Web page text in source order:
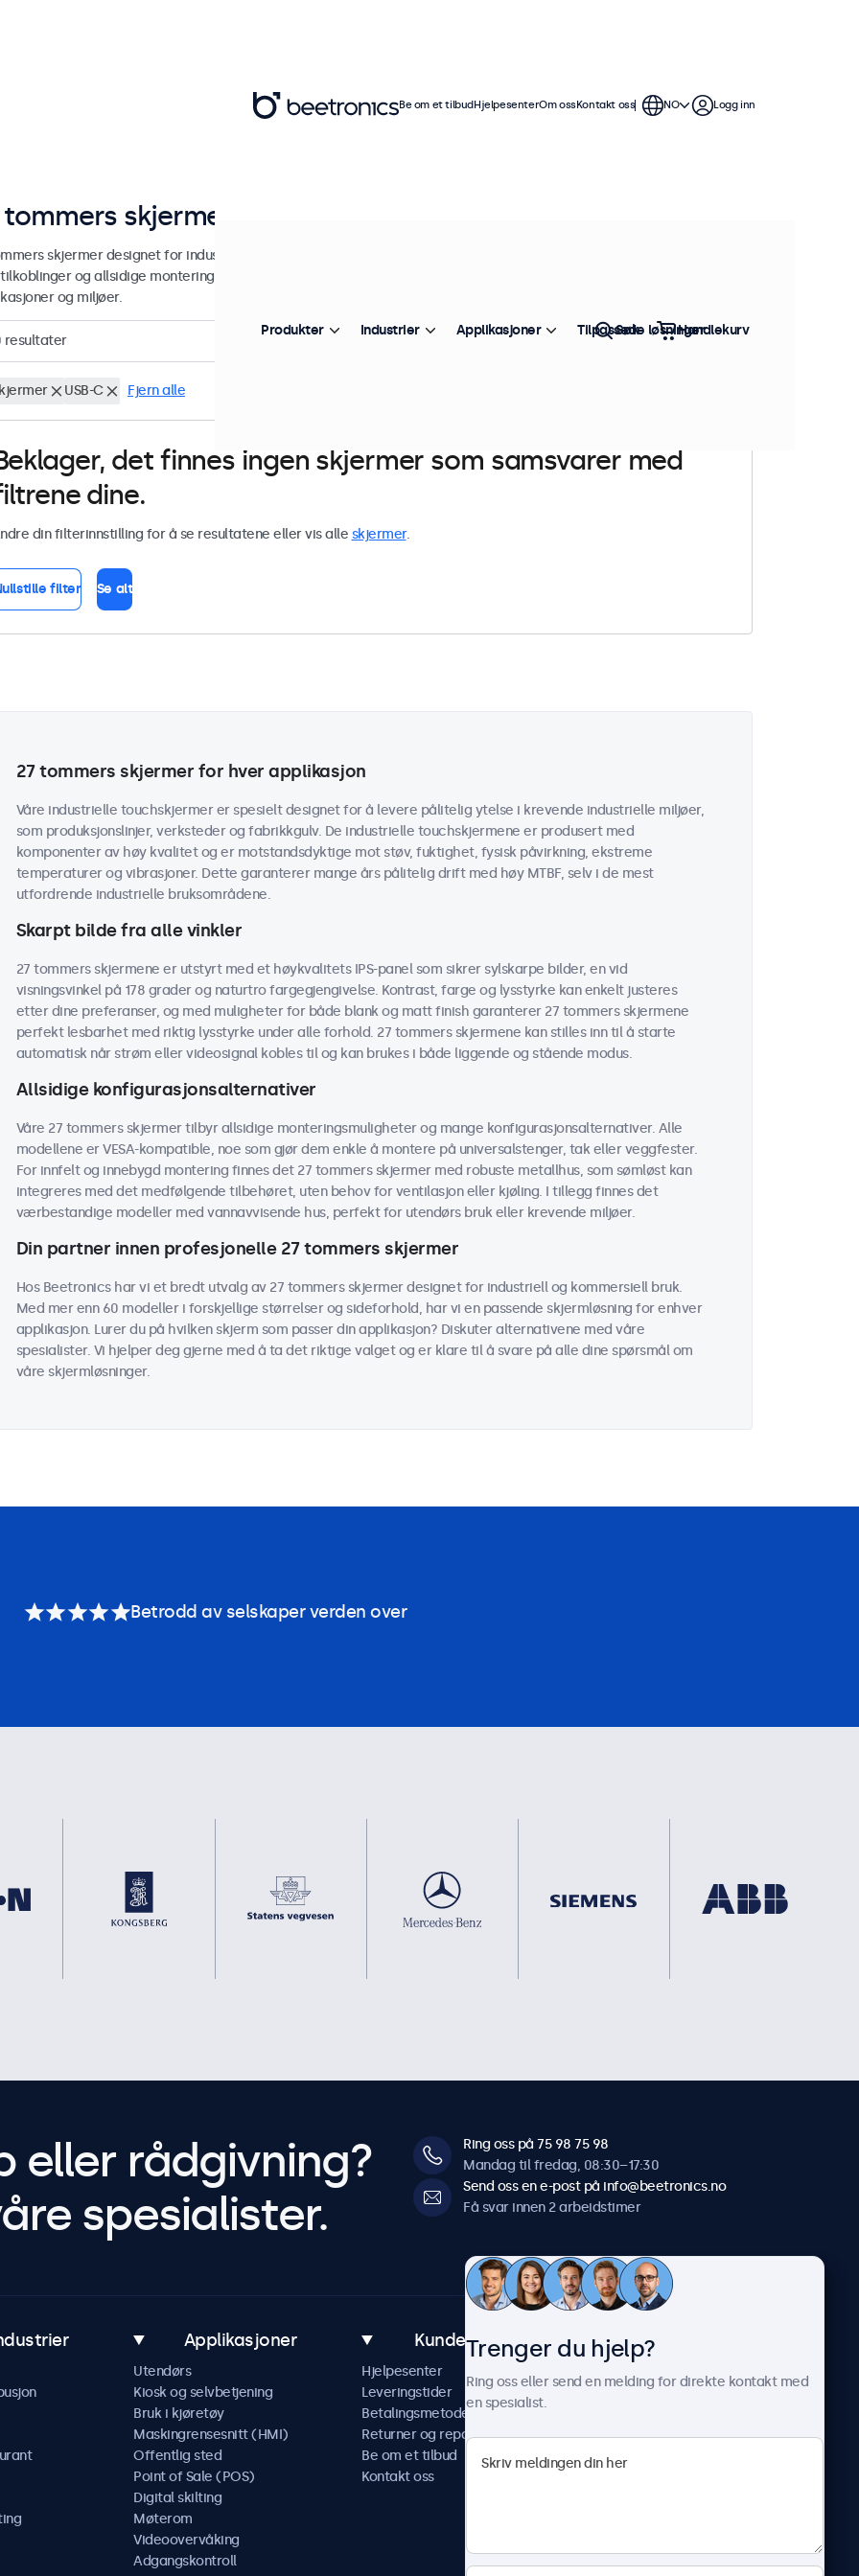
tommers skjermer
skjermer designet for industriell og kommersiell bruk. Våre 27 tommers skjermer tilbyr flere
og allsidige monteringsmuligheter, noe som gjør dem enkle å sømløst integrere i alle
og miljøer.
resultater Sorter etter: Bestselger
USB-C Fjern alle
det finnes ingen skjermer som samsvarer med
dine.
din filterinnstilling for å se resultatene eller vis alle skjermer.
filter Se alt
27 tommers skjermer for hver applikasjon
Våre industrielle touchskjermer er spesielt designet for å levere pålitelig ytelse i krevende industrielle miljøer,
som produksjonslinjer, verksteder og fabrikkgulv. De industrielle touchskjermene er produsert med
komponenter av høy kvalitet og er motstandsdyktige mot støv, fuktighet, fysisk påvirkning, ekstreme
temperaturer og vibrasjoner. Dette garanterer mange års pålitelig drift med høy MTBF, selv i de mest
utfordrende industrielle bruksområdene.
Skarpt bilde fra alle vinkler
27 tommers skjermene er utstyrt med et høykvalitets IPS-panel som sikrer sylskarpe bilder, en vid
visningsvinkel på 178 grader og naturtro fargegjengivelse. Kontrast, farge og lysstyrke kan enkelt justeres
etter dine preferanser, og med muligheter for både blank og matt finish garanterer 27 tommers skjermene
perfekt lesbarhet med riktig lysstyrke under alle forhold. 27 tommers skjermene kan stilles inn til å starte
automatisk når strøm eller videosignal kobles til og kan brukes i både liggende og stående modus.
Allsidige konfigurasjonsalternativer
Våre 27 tommers skjermer tilbyr allsidige monteringsmuligheter og mange konfigurasjonsalternativer. Alle
modellene er VESA-kompatible, noe som gjør dem enkle å montere på universalstenger, tak eller veggfester.
For innfelt og innebygd montering finnes det 27 tommers skjermer med robuste metallhus, som sømløst kan
integreres med det medfølgende tilbehøret, uten behov for ventilasjon eller kjøling. I tillegg finnes det
værbestandige modeller med vannavvisende hus, perfekt for utendørs bruk eller krevende miljøer.
Din partner innen profesjonelle 27 tommers skjermer
Hos Beetronics har vi et bredt utvalg av 27 tommers skjermer designet for industriell og kommersiell bruk.
Med mer enn 60 modeller i forskjellige størrelser og sideforhold, har vi en passende skjermløsning for enhver
applikasjon. Lurer du på hvilken skjerm som passer din applikasjon? Diskuter alternativene med våre
spesialister. Vi hjelper deg gjerne med å ta det riktige valget og er klare til å svare på alle dine spørsmål om
våre skjermløsninger.
Be om et tilbudHjelpesenterOm ossKontakt oss NO Logg inn
Produkter Industrier Applikasjoner Tilpassede løsninger
Søk Handlekurv
Betrodd av selskaper verden over
eller rådgivning?
spesialister.
Ring oss på 75 98 75 98
Mandag til fredag, 08:30–17:30
Send oss en e-post på info@beetronics.no
Få svar innen 2 arbeidstimer
Applikasjoner
Utendørs
Kiosk og selvbetjening
Bruk i kjøretøy
Maskingrensesnitt (HMI)
Offentlig sted
Point of Sale (POS)
Digital skilting
Møterom
Videoovervåking
Adgangskontroll
Kundeservice
Hjelpesenter
Leveringstider
Betalingsmetoder
Returner og reparer
Be om et tilbud
Kontakt oss
Om Beetronics
Nyheter & oppdateringer
Jobb med oss
Betingelser og vilkår
Trenger du hjelp?
Ring oss eller send en melding for direkte kontakt med
en spesialist.